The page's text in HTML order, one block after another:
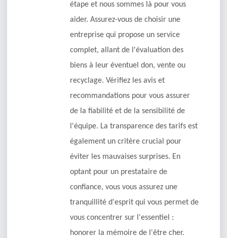
étape et nous sommes là pour vous
aider. Assurez-vous de choisir une
entreprise qui propose un service
complet, allant de l'évaluation des
biens à leur éventuel don, vente ou
recyclage. Vérifiez les avis et
recommandations pour vous assurer
de la fiabilité et de la sensibilité de
l'équipe. La transparence des tarifs est
également un critère crucial pour
éviter les mauvaises surprises. En
optant pour un prestataire de
confiance, vous vous assurez une
tranquillité d'esprit qui vous permet de
vous concentrer sur l'essentiel :
honorer la mémoire de l'être cher.